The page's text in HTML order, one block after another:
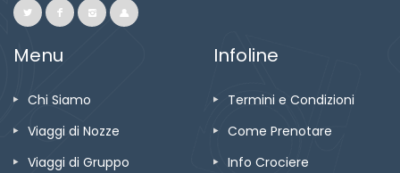
Menu
Chi Siamo
Viaggi di Nozze
Viaggi di Gruppo
Infoline
Termini e Condizioni
Come Prenotare
Info Crociere